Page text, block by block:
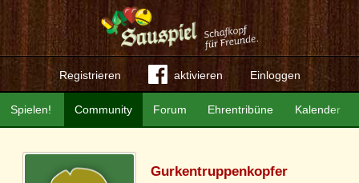
Registrieren aktivieren Einloggen
Community Forum Ehrentribüne Kalender
Spielen!
Gurkentruppenkopfer